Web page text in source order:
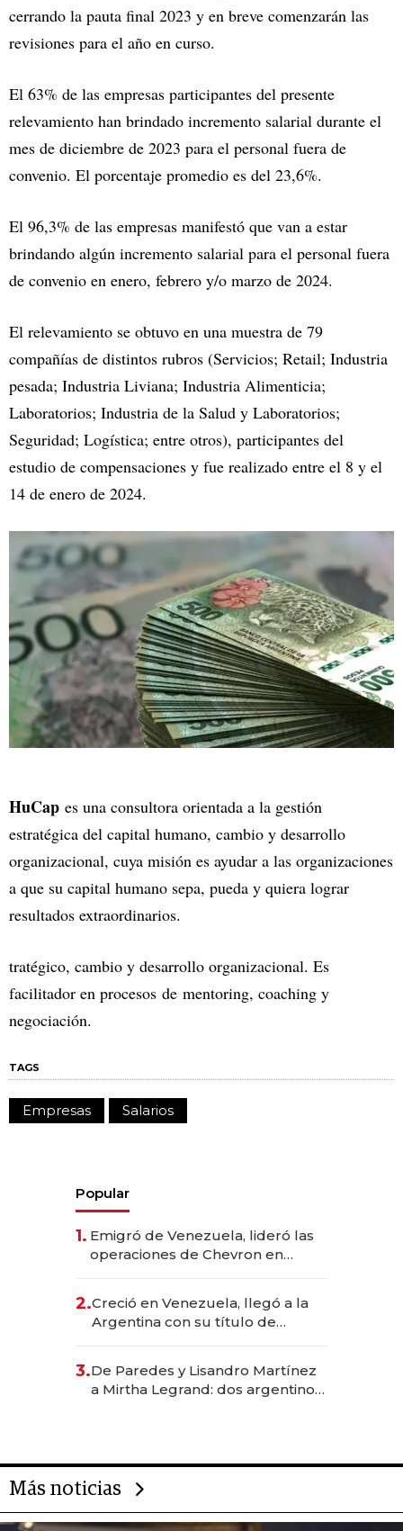
cerrando la pauta final 2023 y en breve comenzarán las
revisiones para el año en curso.
El 63% de las empresas participantes del presente
relevamiento han brindado incremento salarial durante el
mes de diciembre de 2023 para el personal fuera de
convenio. El porcentaje promedio es del 23,6%.
El 96,3% de las empresas manifestó que van a estar
brindando algún incremento salarial para el personal fuera
de convenio en enero, febrero y/o marzo de 2024.
El relevamiento se obtuvo en una muestra de 79
compañías de distintos rubros (Servicios; Retail; Industria
pesada; Industria Liviana; Industria Alimenticia;
Laboratorios; Industria de la Salud y Laboratorios;
Seguridad; Logística; entre otros), participantes del
estudio de compensaciones y fue realizado entre el 8 y el
14 de enero de 2024.
HuCap es una consultora orientada a la gestión
estratégica del capital humano, cambio y desarrollo
organizacional, cuya misión es ayudar a las organizaciones
a que su capital humano sepa, pueda y quiera lograr
resultados extraordinarios.
tratégico, cambio y desarrollo organizacional. Es
facilitador en procesos de mentoring, coaching y
negociación.
TAGS
Empresas Salarios
Popular
1. Emigró de Venezuela, lideró las
operaciones de Chevron en
2.Creció en Venezuela, llegó a la
Argentina con su título de
las marcas "fast premium"
3.De Paredes y Lisandro Martínez
a Mirtha Legrand: dos argentinos
Más noticias